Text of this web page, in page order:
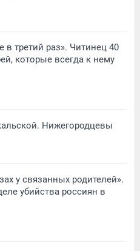
в третий раз». Читинец 40
которые всегда к нему
Нижегородцевы
у связанных родителей».
убийства россиян в